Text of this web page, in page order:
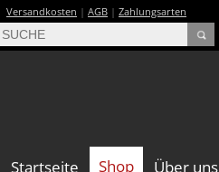
Versandkosten | AGB | Zahlungsarten
Startseite Shop Über uns